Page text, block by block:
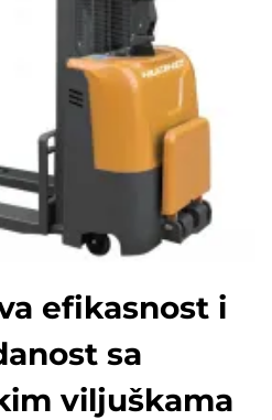
efikasnost i
sa
viljuškama